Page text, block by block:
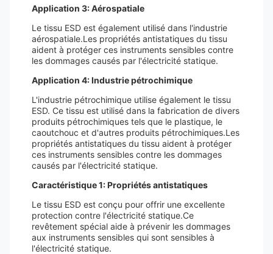
Application 3: Aérospatiale
Le tissu ESD est également utilisé dans l'industrie
aérospatiale.Les propriétés antistatiques du tissu
aident à protéger ces instruments sensibles contre
les dommages causés par l'électricité statique.
Application 4: Industrie pétrochimique
L'industrie pétrochimique utilise également le tissu
ESD. Ce tissu est utilisé dans la fabrication de divers
produits pétrochimiques tels que le plastique, le
caoutchouc et d'autres produits pétrochimiques.Les
propriétés antistatiques du tissu aident à protéger
ces instruments sensibles contre les dommages
causés par l'électricité statique.
Caractéristique 1: Propriétés antistatiques
Le tissu ESD est conçu pour offrir une excellente
protection contre l'électricité statique.Ce
revêtement spécial aide à prévenir les dommages
aux instruments sensibles qui sont sensibles à
l'électricité statique.